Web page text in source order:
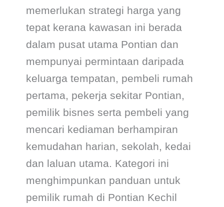
memerlukan strategi harga yang
tepat kerana kawasan ini berada
dalam pusat utama Pontian dan
mempunyai permintaan daripada
keluarga tempatan, pembeli rumah
pertama, pekerja sekitar Pontian,
pemilik bisnes serta pembeli yang
mencari kediaman berhampiran
kemudahan harian, sekolah, kedai
dan laluan utama. Kategori ini
menghimpunkan panduan untuk
pemilik rumah di Pontian Kechil